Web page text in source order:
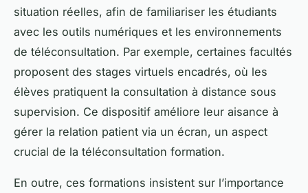
situation réelles, afin de familiariser les étudiants
avec les outils numériques et les environnements
de téléconsultation. Par exemple, certaines facultés
proposent des stages virtuels encadrés, où les
élèves pratiquent la consultation à distance sous
supervision. Ce dispositif améliore leur aisance à
gérer la relation patient via un écran, un aspect
crucial de la téléconsultation formation.
En outre, ces formations insistent sur l’importance